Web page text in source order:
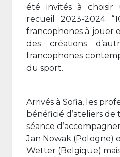
été invités à
recueil 2023-2024
francophones à jouer
des créations
francophones
du sport.
Arrivés à Sofia, les
bénéficié d’ateliers
séance
Jan Nowak (Pologne)
Wetter (Belgique)